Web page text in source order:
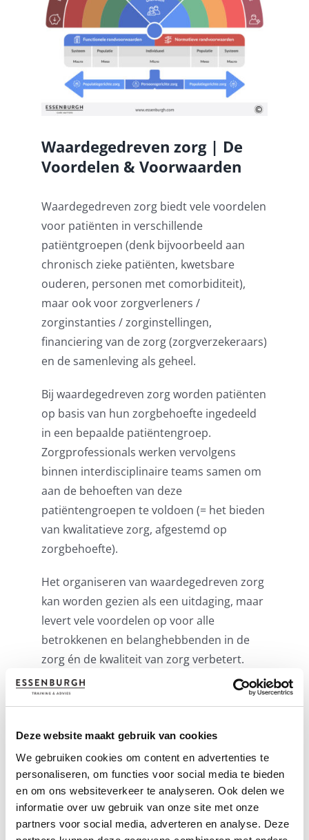
Deze website maakt gebruik van cookies
We gebruiken cookies om content en advertenties te
personaliseren, om functies voor social media te bieden
en om ons websiteverkeer te analyseren. Ook delen we
informatie over uw gebruik van onze site met onze
partners voor social media, adverteren en analyse. Deze
Waardegedreven zorg | De
Voordelen & Voorwaarden
Waardegedreven zorg biedt vele voordelen
voor patiënten in verschillende
patiëntgroepen (denk bijvoorbeeld aan
chronisch zieke patiënten, kwetsbare
ouderen, personen met comorbiditeit),
maar ook voor zorgverleners /
zorginstanties / zorginstellingen,
financiering van de zorg (zorgverzekeraars)
en de samenleving als geheel.
Bij waardegedreven zorg worden patiënten
op basis van hun zorgbehoefte ingedeeld
in een bepaalde patiëntengroep.
Zorgprofessionals werken vervolgens
binnen interdisciplinaire teams samen om
aan de behoeften van deze
patiëntengroepen te voldoen (= het bieden
van kwalitatieve zorg, afgestemd op
zorgbehoefte).
Het organiseren van waardegedreven zorg
kan worden gezien als een uitdaging, maar
levert vele voordelen op voor alle
betrokkenen en belanghebbenden in de
zorg én de kwaliteit van zorg verbetert.
Lees meer over waardegedreven zorg op
onze specialeKennispagina.
Wil je echt werk maken van
waardegedreven zorg en meer leren over
hoe je dit succesvol kan organiseren?
Neem deel aan onze trainingen voor